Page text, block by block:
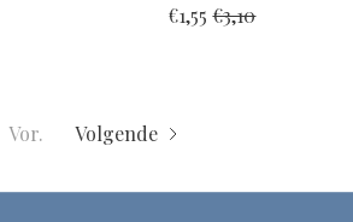
€1,55 €3,10
Vor. Volgende